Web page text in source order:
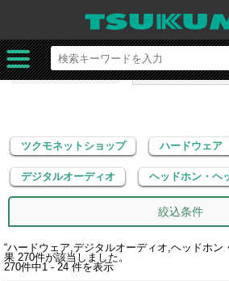
ツクモネットショップ
ハードウェア
デジタルオーディオ
ヘッドホン・ヘッ
ツクモネットショップ ハードウェア
デジタルオーディオ ヘッドホン・ヘ
絞込条件
“ハードウェア,デジタルオーディオ,ヘッドホン
果 270件が該当しました。
270件中1 - 24 件を表示